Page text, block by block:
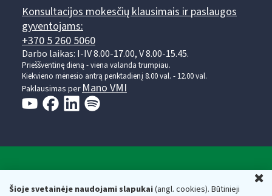
Šioje svetainėje naudojami slapukai(angl. cookies). Būtinieji
Konsultacijos mokesčių klausimais ir paslaugos
gyventojams:
+370 5 260 5060
Darbo laikas: I-IV 8.00-17.00, V 8.00-15.45.
Prieššventinę dieną - viena valanda trumpiau.
Kiekvieno mėnesio antrą penktadienį 8.00 val. - 12.00 val.
Paklausimas perMano VMI
Valstybinė mokesčių inspekcija prie Lietuvos
Respublikos finansų ministerijos